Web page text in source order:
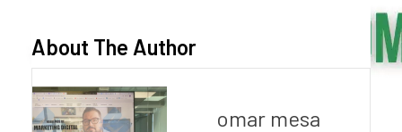
About The Author
omar mesa